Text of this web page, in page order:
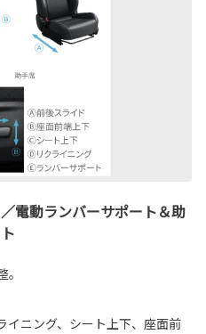
電動ランバーサポート＆助
イニング、シート上下、座面前